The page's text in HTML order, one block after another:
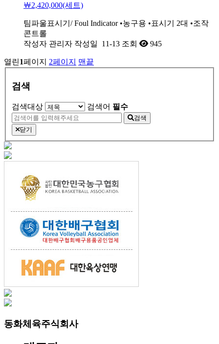
￦2,420,000(세트)
팀파울표시기/ Foul Indicator •농구용 •표시기 2대 •조작
콘트롤
작성자 관리자 작성일 11-13 조회 945
열린1페이지 2페이지 맨끝
검색
검색대상 검색어 필수
검색
닫기
동화체육주식회사